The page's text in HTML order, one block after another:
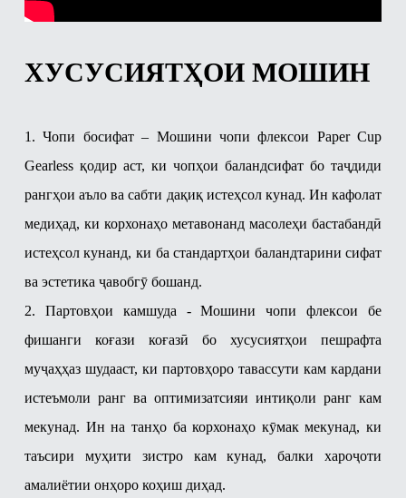
ХУСУСИЯТҲОИ МОШИН
1. Чопи босифат – Мошини чопи флексои Paper Cup
Gearless қодир аст, ки чопҳои баландсифат бо таҷдиди
рангҳои аъло ва сабти дақиқ истеҳсол кунад. Ин кафолат
медиҳад, ки корхонаҳо метавонанд масолеҳи бастабандӣ
истеҳсол кунанд, ки ба стандартҳои баландтарини сифат
ва эстетика ҷавобгӯ бошанд.
2. Партовҳои камшуда - Мошини чопи флексои бе
фишанги коғази коғазӣ бо хусусиятҳои пешрафта
муҷаҳҳаз шудааст, ки партовҳоро тавассути кам кардани
истеъмоли ранг ва оптимизатсияи интиқоли ранг кам
мекунад. Ин на танҳо ба корхонаҳо кӯмак мекунад, ки
таъсири муҳити зистро кам кунад, балки хароҷоти
амалиётии онҳоро коҳиш диҳад.